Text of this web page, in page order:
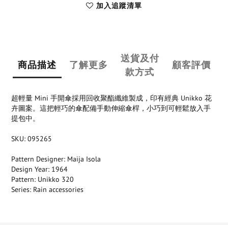
加入追蹤清單
商品描述 了解更多
送貨及付
款方式
顧客評價
超輕量 Mini 手開傘採用回收聚酯纖維製成，印有經典 Unikko 花
卉圖案。這把輕巧的傘配備手動伸縮傘桿，小巧到可輕鬆放入手
提包中。
SKU: 095265
Pattern Designer: Maija Isola
Design Year: 1964
Pattern: Unikko 320
Series: Rain accessories